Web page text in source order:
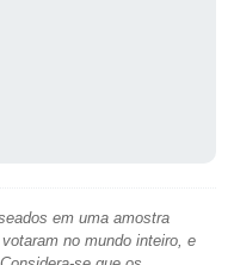
em uma amostra
no mundo inteiro, e